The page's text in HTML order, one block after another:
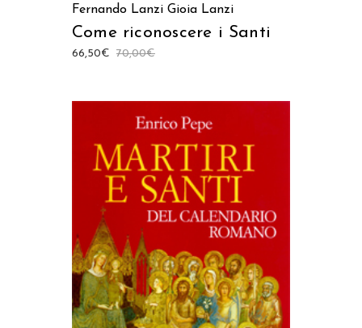
Fernando Lanzi Gioia Lanzi
Come riconoscere i Santi
70,00€
66,50€
AGGIUNGI AL CARRELLO